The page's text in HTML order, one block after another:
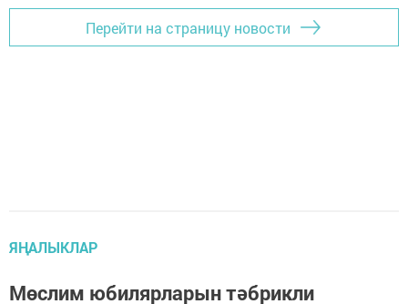
Перейти на страницу новости
ЯҢАЛЫКЛАР
Мөслим юбилярларын тәбрикли